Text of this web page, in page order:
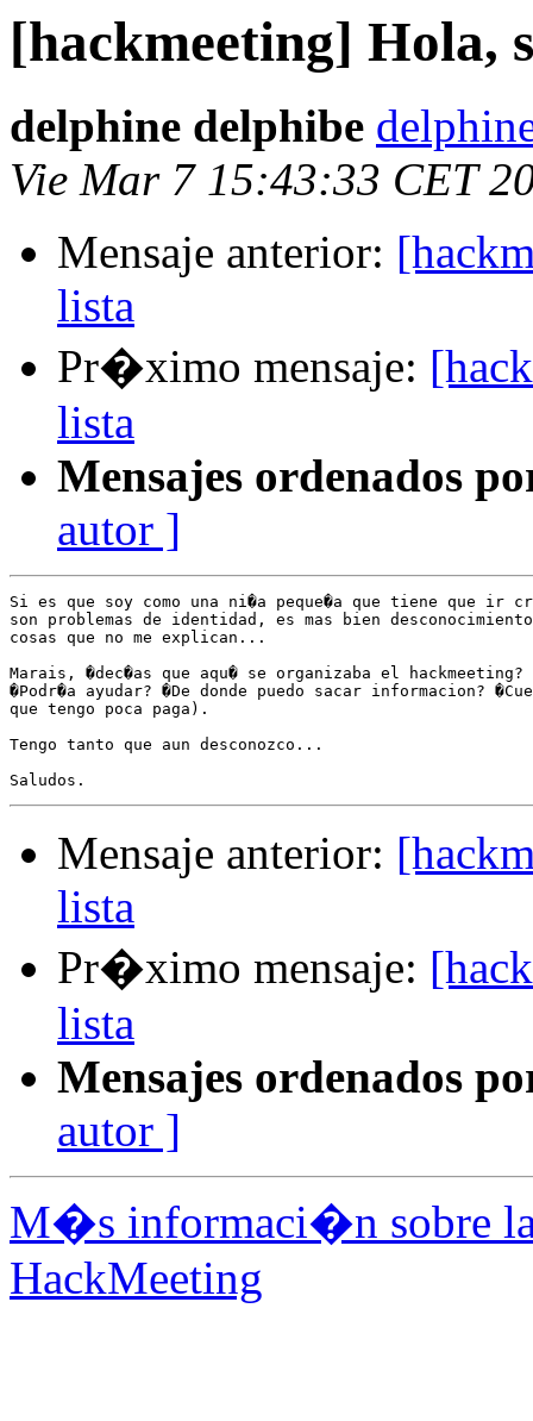
[hackmeeting] Hola,
delphine delphibe
Vie Mar 7 15:43:33 CET
Mensaje anterior:
lista
Pr�ximo mensaje:
lista
Mensajes ordenados
autor ]
Si es que soy como una ni�a peque�a que tiene que ir
son problemas de identidad, es mas bien
cosas que no me explican...
Marais, �dec�as que aqu� se organizaba el hackmeeting?
�Podr�a ayudar? �De donde puedo sacar informacion?
que tengo poca paga).
Tengo tanto que aun desconozco...
Mensaje anterior:
lista
Pr�ximo mensaje:
lista
Mensajes ordenados
autor ]
M�s informaci�n sobre
HackMeeting